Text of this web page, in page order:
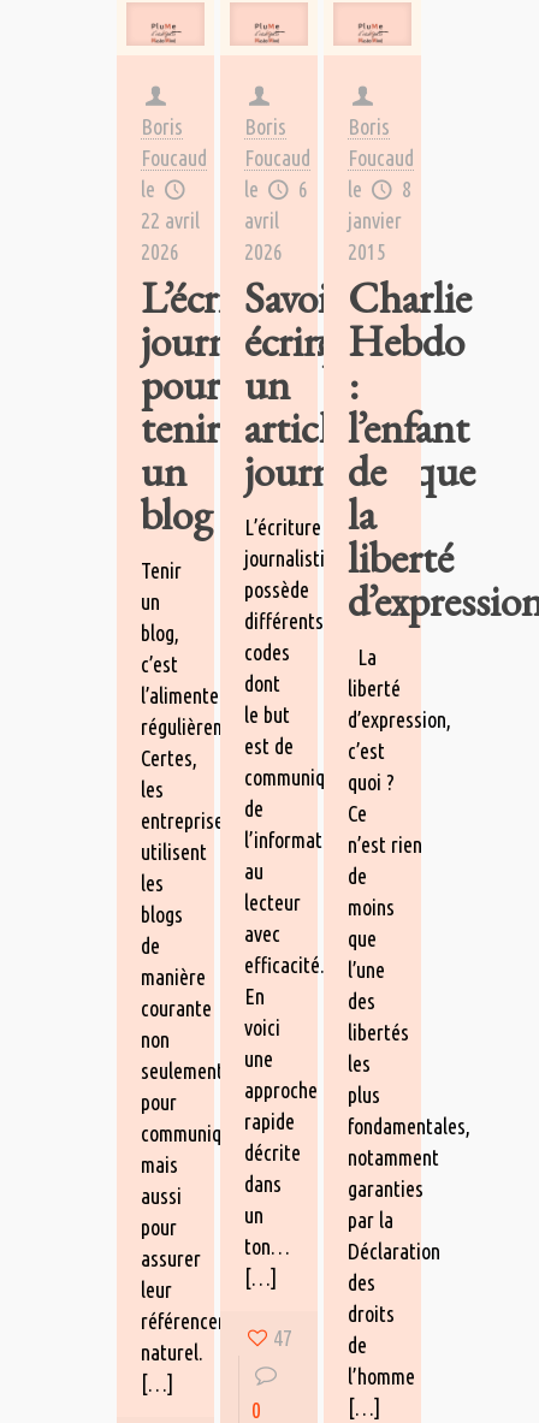
Boris
Foucaud
le
22 avril
2026
L’écriture
journalistique
pour
tenir
un
blog
Tenir
un
blog,
c’est
l’alimenter
régulièrement.
Certes,
les
entreprises
utilisent
les
blogs
de
manière
courante
non
seulement
pour
communiquer,
mais
aussi
pour
assurer
leur
référencement
naturel.
[…]
Boris
Foucaud
le
6
avril
2026
Savoir
écrire
un
article
journalistique
L’écriture
journalistique
possède
différents
codes
dont
le but
est de
communiquer
de
l’information
au
lecteur
avec
efficacité.
En
voici
une
approche
rapide
décrite
dans
un
ton…
[…]
47
0
Boris
Foucaud
le
8
janvier
2015
Charlie
Hebdo
:
l’enfant
de
la
liberté
La
liberté
d’expression,
c’est
quoi ?
Ce
n’est rien
de
moins
que
l’une
des
libertés
les
plus
fondamentales,
notamment
garanties
par la
Déclaration
des
droits
de
l’homme
[…]